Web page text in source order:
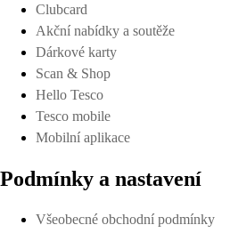
Clubcard
Akční nabídky a soutěže
Dárkové karty
Scan & Shop
Hello Tesco
Tesco mobile
Mobilní aplikace
Podmínky a nastavení
Všeobecné obchodní podmínky